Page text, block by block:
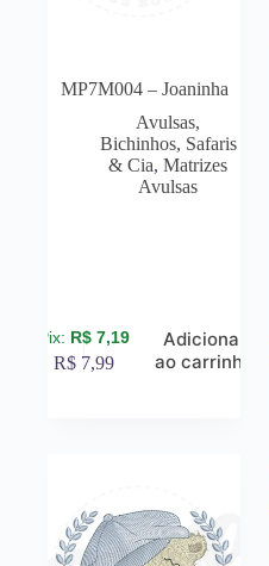
MP7M004 – Joaninha
Avulsas,
Bichinhos, Safaris
& Cia,Matrizes
Avulsas
R$ 7,19
R$ 7,99
Adicionar
ao carrinho